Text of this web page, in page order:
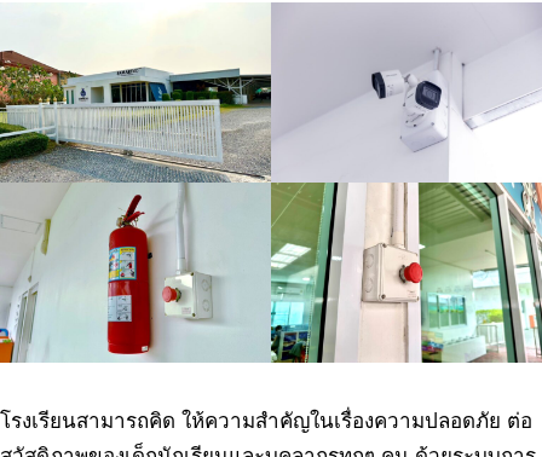
โรงเรียนสามารถคิด ให้ความสำคัญในเรื่องความปลอดภัย ต่อ